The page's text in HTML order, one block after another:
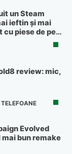
un Steam
ieftin și mai
cu piese de pe
review: mic,
TELEFOANE
Evolved
bun remake